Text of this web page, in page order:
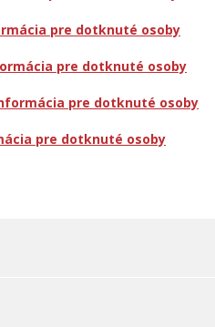
pre dotknuté osoby
pre dotknuté osoby
pre dotknuté osoby
pre dotknuté osoby